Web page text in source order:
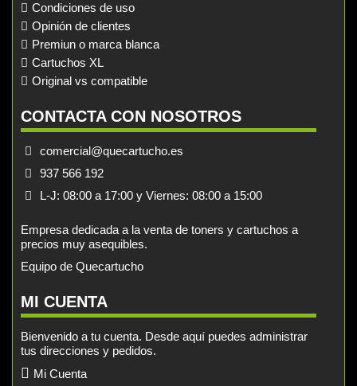
Condiciones de uso
Opinión de clientes
Premiun o marca blanca
Cartuchos XL
Original vs compatible
CONTACTA CON NOSOTROS
comercial@quecartucho.es
937 566 192
L-J: 08:00 a 17:00 y Viernes: 08:00 a 15:00
Empresa dedicada a la venta de toners y cartuchos a
precios muy asequibles.
Equipo de Quecartucho
MI CUENTA
Bienvenido a tu cuenta. Desde aquí puedes administrar
tus direcciones y pedidos.
Mi Cuenta